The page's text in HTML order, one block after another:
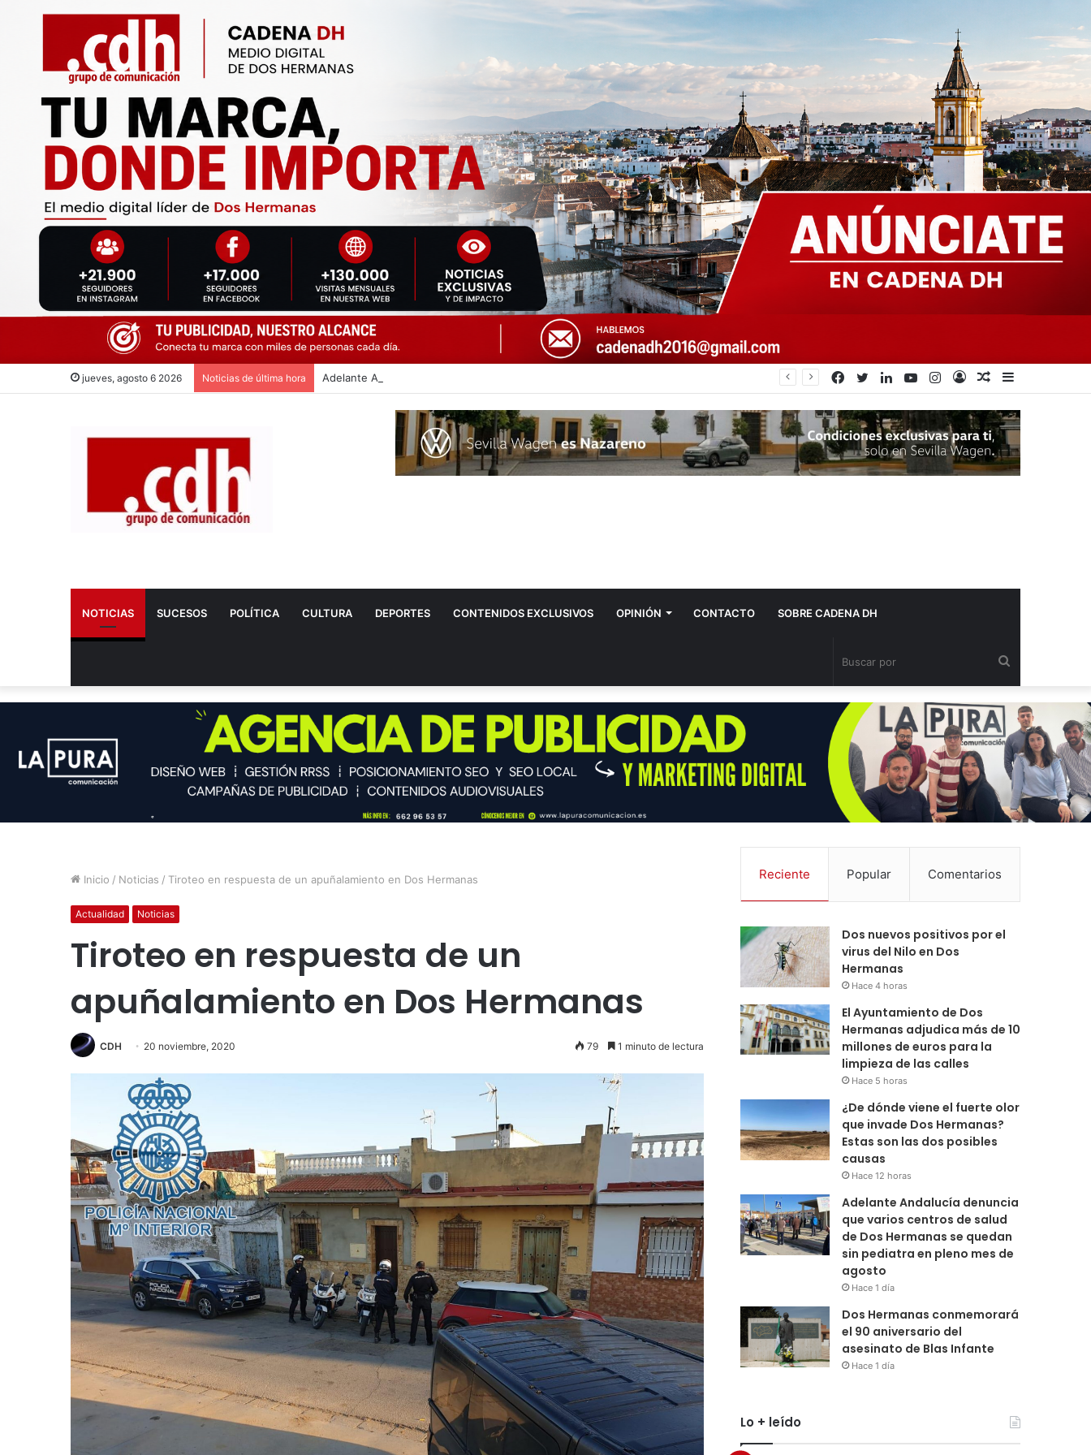
jueves, agosto 6 2026 Noticias de última hora
Barra
Publicación
azar
Acceso
Instagram
YouTube
LinkedIn
Twitter
Facebook
NOTICIAS SUCESOS POLÍTICA CULTURA DEPORTES CONTENIDOS EXCLUSIVOS OPINIÓN CONTACTO SOBRE CADENA DH
por
Inicio / Noticias / Tiroteo en respuesta de un apuñalamiento en Dos Hermanas
Actualidad Noticias
Tiroteo en respuesta de un
apuñalamiento en Dos Hermanas
CDH 20 noviembre, 2020 79 1 minuto de lectura
Reciente Popular Comentarios
Dos nuevos positivos por el
virus del Nilo en Dos
Hermanas
Hace 4 horas
El Ayuntamiento de Dos
Hermanas adjudica más de 10
millones de euros para la
limpieza de las calles
Hace 5 horas
¿De dónde viene el fuerte olor
que invade Dos Hermanas?
Estas son las dos posibles
causas
Hace 12 horas
Adelante Andalucía denuncia
que varios centros de salud
de Dos Hermanas se quedan
sin pediatra en pleno mes de
agosto
Hace 1 día
Dos Hermanas conmemorará
el 90 aniversario del
asesinato de Blas Infante
Hace 1 día
Lo + leído